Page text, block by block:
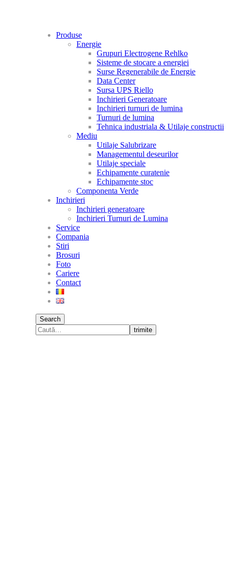
Produse
Energie
Grupuri Electrogene Rehlko
Sisteme de stocare a energiei
Surse Regenerabile de Energie
Data Center
Sursa UPS Riello
Inchirieri Generatoare
Inchirieri turnuri de lumina
Turnuri de lumina
Tehnica industriala & Utilaje constructii
Mediu
Utilaje Salubrizare
Managementul deseurilor
Utilaje speciale
Echipamente curatenie
Echipamente stoc
Componenta Verde
Inchirieri
Inchirieri generatoare
Inchirieri Turnuri de Lumina
Service
Compania
Stiri
Brosuri
Foto
Cariere
Contact
Search
trimite